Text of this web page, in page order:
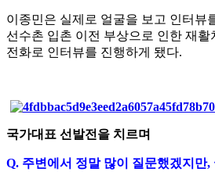
이종민은 실제로 얼굴을 보고 인터뷰
선수촌 입촌 이전 부상으로 인한 재활
전화로 인터뷰를 진행하게 됐다.
국가대표 선발전을 치르며
Q. 주변에서 정말 많이 질문했겠지만,